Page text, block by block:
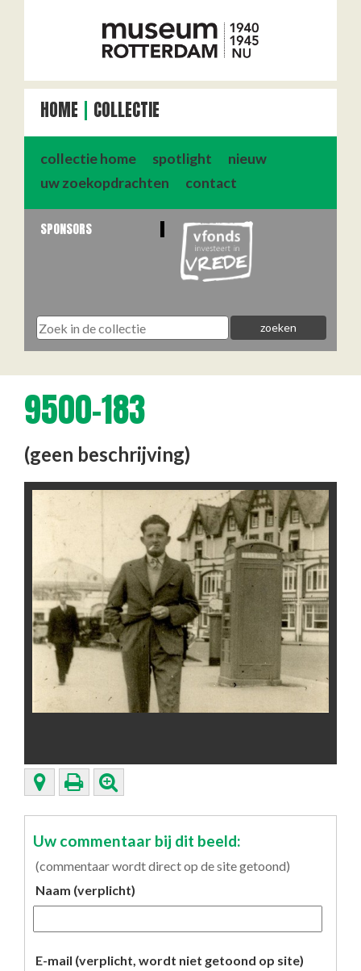
HOME COLLECTIE
collectie home spotlight
nieuw
uw zoekopdrachten
contact
SPONSORS
9500-183
(geen beschrijving)
Uw commentaar bij dit beeld:
(commentaar wordt direct op de site getoond)
Naam (verplicht)
E-mail (verplicht, wordt niet getoond op site)